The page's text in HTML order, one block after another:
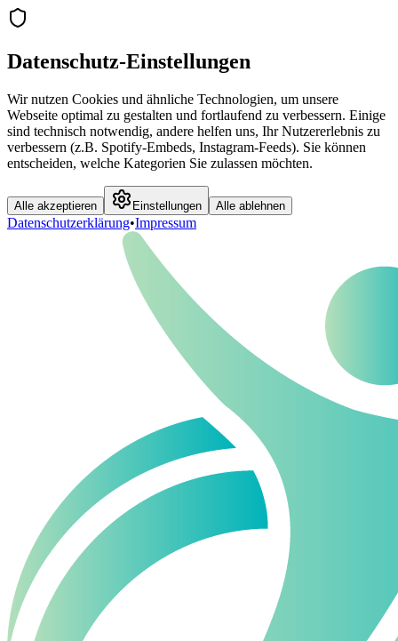
Datenschutz-Einstellungen
Wir nutzen Cookies und ähnliche Technologien, um unsere
Webseite optimal zu gestalten und fortlaufend zu verbessern. Einige
sind technisch notwendig, andere helfen uns, Ihr Nutzererlebnis zu
verbessern (z.B. Spotify-Embeds, Instagram-Feeds). Sie können
entscheiden, welche Kategorien Sie zulassen möchten.
Alle akzeptieren Einstellungen Alle ablehnen
Datenschutzerklärung•Impressum